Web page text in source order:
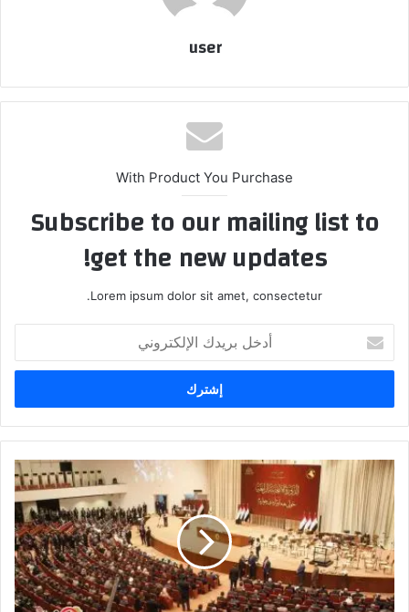
user
With Product You Purchase
Subscribe to our mailing list to
get the new updates!
Lorem ipsum dolor sit amet, consectetur.
بريدك
الإلكتروني
اللجنة
المالية
لـ
المستقلة
:
جميع
التصريحات
حول